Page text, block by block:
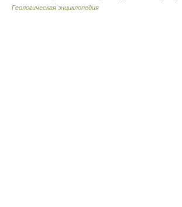
Геологическая энциклопедия